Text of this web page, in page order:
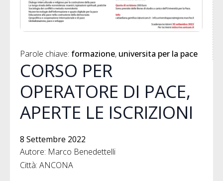
Parole chiave: formazione universita per la pace
CORSO PER
OPERATORE DI PACE,
APERTE LE ISCRIZIONI
8 Settembre 2022
Autore: Marco Benedettelli
Città: ANCONA